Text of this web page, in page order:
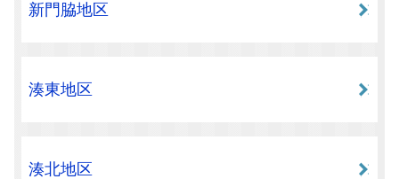
新門脇地区
湊東地区
湊北地区